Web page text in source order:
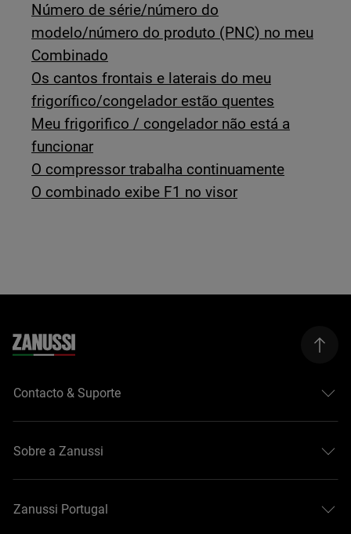
Número de série/número do
modelo/número do produto (PNC) no meu
Combinado
Os cantos frontais e laterais do meu
frigorífico/congelador estão quentes
Meu frigorifico / congelador não está a
funcionar
O compressor trabalha continuamente
O combinado exibe F1 no visor
Contacto & Suporte
Sobre a Zanussi
Zanussi Portugal